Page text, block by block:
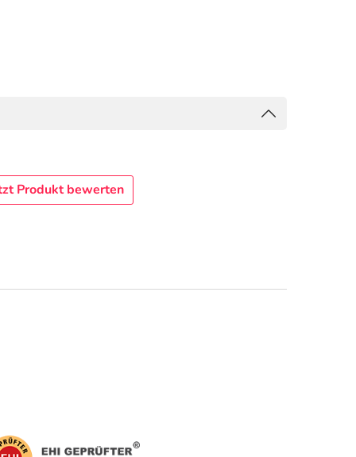
Produkt bewerten